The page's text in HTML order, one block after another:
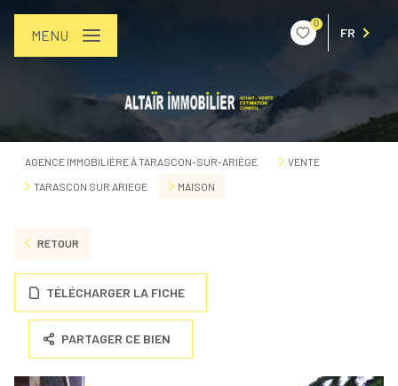
0
FR
MENU
AGENCE IMMOBILIÈRE À TARASCON-SUR-ARIÈGE
VENTE
TARASCON SUR ARIEGE
MAISON
RETOUR
TÉLÉCHARGER LA FICHE
PARTAGER CE BIEN